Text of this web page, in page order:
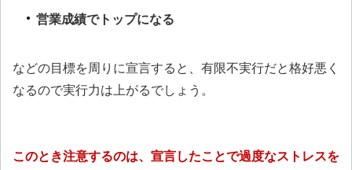
営業成績でトップになる
などの目標を周りに宣言すると、有限不実行だと格好悪く
なるので実行力は上がるでしょう。
このとき注意するのは、宣言したことで過度なストレスを